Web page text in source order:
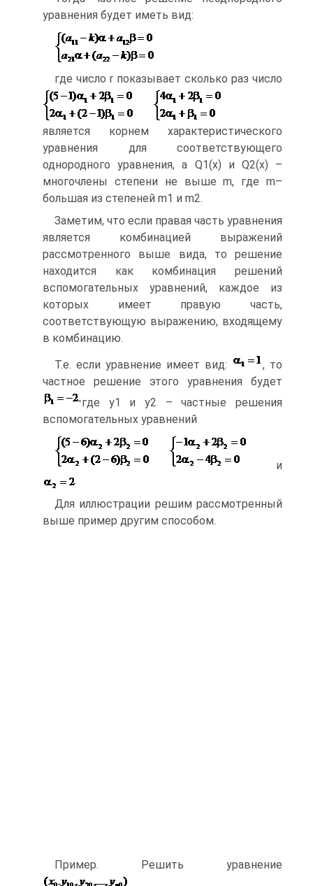
уравнения будет иметь вид:
где число r показывает сколько раз число
является корнем характеристического
уравнения для соответствующего
однородного уравнения, а Q1(x) и Q2(x) –
многочлены степени не выше m, где m–
большая из степеней m1 и m2.
Заметим, что если правая часть уравнения
является комбинацией выражений
рассмотренного выше вида, то решение
находится как комбинация решений
вспомогательных уравнений, каждое из
которых имеет правую часть,
соответствующую выражению, входящему
в комбинацию.
Т.е. если уравнение имеет вид:
, то
частное решение этого уравнения будет
где у1 и у2 – частные решения
вспомогательных уравнений
и
Для иллюстрации решим рассмотренный
выше пример другим способом.
Пример. Решить уравнение